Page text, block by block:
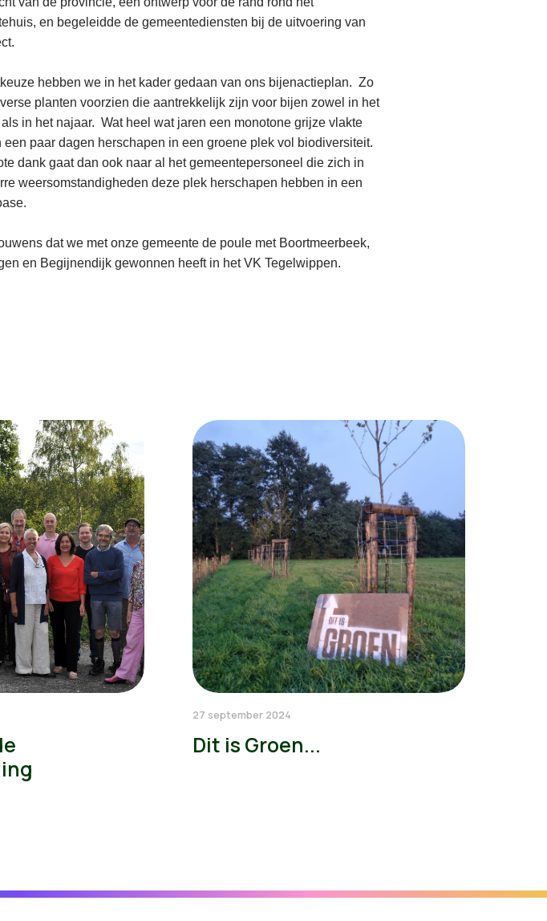
en begeleidde de gemeentediensten bij de uitvoering van
hebben we in het kader gedaan van ons bijenactieplan. Zo
planten voorzien die aantrekkelijk zijn voor bijen zowel in het
in het najaar. Wat heel wat jaren een monotone grijze vlakte
een paar dagen herschapen in een groene plek vol biodiversiteit.
dank gaat dan ook naar al het gemeentepersoneel die zich in
weersomstandigheden deze plek herschapen hebben in een
dat we met onze gemeente de poule met Boortmeerbeek,
en Begijnendijk gewonnen heeft in het VK Tegelwippen.
27 september 2024
Dit is Groen...